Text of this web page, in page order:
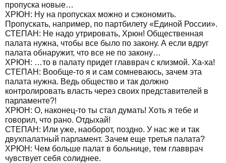
пропуска новые…
ХРЮН: Ну на пропусках можно и сэкономить.
Пропускать, например, по партбилету «Единой России».
СТЕПАН: Не надо утрировать, Хрюн! Общественная
палата нужна, чтобы все было по закону. А если вдруг
палата обнаружит, что все не по закону…
ХРЮН: …то в палату придет главврач с клизмой. Ха-ха!
СТЕПАН: Вообще-то я и сам сомневаюсь, зачем эта
палата нужна. Ведь общество и так должно
контролировать власть через своих представителей в
парламенте?!
ХРЮН: О, наконец-то ты стал думать! Хоть я тебе и
говорил, что рано. Отдыхай!
СТЕПАН: Или уже, наоборот, поздно. У нас же и так
двухпалатный парламент. Зачем еще третья палата?
ХРЮН: Чем больше палат в больнице, тем главврач
чувствует себя солиднее.